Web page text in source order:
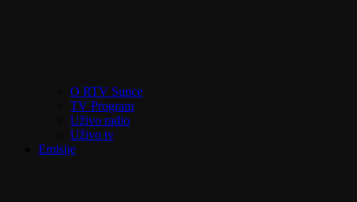
O RTV Sunce
TV Program
Uživo radio
Uživo tv
Emisije